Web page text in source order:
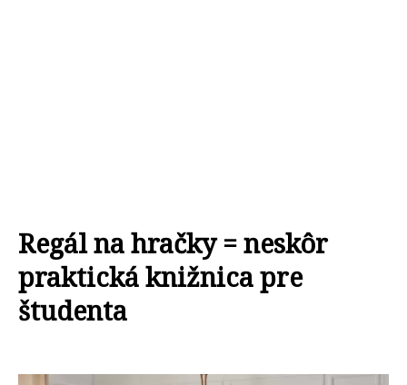
Regál na hračky = neskôr
praktická knižnica pre
študenta